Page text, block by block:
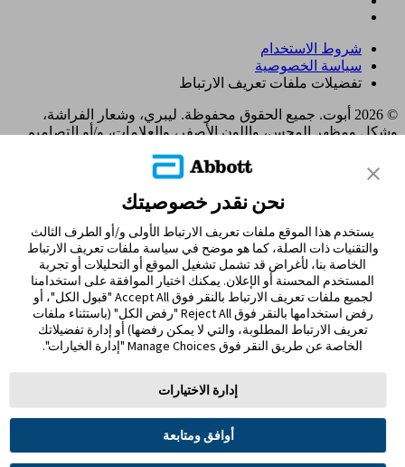
شروط الاستخدام
سياسة الخصوصية
تفضيلات ملفات تعريف الارتباط
© 2026 أبوت. جميع الحقوق محفوظة. ليبري، وشعار الفراشة،
وشكل ومظهر المجس، واللون الأصفر، والعلامات، و/أو التصاميم
مختلفة. العلامات التجارية الأخرى مملوكة لأصحابها المعنيين. لا يجوز
استخدام أي علامة تجارية، أو اسم تجاري، أو تصميم تجاري مملوك
لشركة أبوت على هذا الموقع دون الحصول على تصريح كتابي مسبق
من شركة أبوت لابوراتوريز، باستثناء تحديد المنتج أو الخدمات التابعة
للشركة. تم تصميم هذا الموقع والمعلومات الواردة فيه للاستخدام
من قبل المقيمين في الإمارات العربية المتحدة. الصور والبيانات
المُحاكية لأغراض توضيحية فقط و ليست بياناتأ و حالات مرضية
حقيقية.
ADC-122480 v2.0
MOHAP UM9J5F84-221025 Expiry 21/10/2026
مغادرة الصفحة؟
سيؤدي النقر فوق الارتباط "نعم" أدناه إلى نقلك إلى موقع ويب آخر
غير Abbott Laboratories. الروابط التي توجهك إلى مواقع أخرى لا
تخضع لسيطرة مختبرات أبوت. ولذلك ، فإن شركة أبوت لابوراتوريز
ليست مسؤولة عن محتوى هذه المواقع أو أي روابط أخرى قد تظهر
نحن نقدر خصوصيتك
يستخدم هذا الموقع ملفات تعريف الارتباط الأولى و/أو الطرف الثالث
والتقنيات ذات الصلة، كما هو موضح في سياسة ملفات تعريف الارتباط
الخاصة بنا، لأغراض قد تشمل تشغيل الموقع أو التحليلات أو تجربة
المستخدم المحسنة أو الإعلان. يمكنك اختيار الموافقة على استخدامنا
لجميع ملفات تعريف الارتباط بالنقر فوق Accept All "قبول الكل"، أو
رفض استخدامها بالنقر فوق Reject All "رفض الكل" (باستثناء ملفات
تعريف الارتباط المطلوبة، والتي لا يمكن رفضها) أو إدارة تفضيلاتك
الخاصة عن طريق النقر فوق Manage Choices "إدارة الخيارات".
إدارة الاختيارات
أوافق ومتابعة